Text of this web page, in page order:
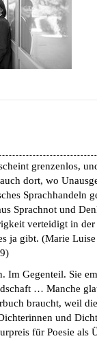
grenzenlos,
dort, wo
Sprachhandeln
Sprachnot und
verteidigt in der
ja gibt. (Marie
)
Im Gegenteil. Sie
… Manche
braucht, weil
und
für Poesie als